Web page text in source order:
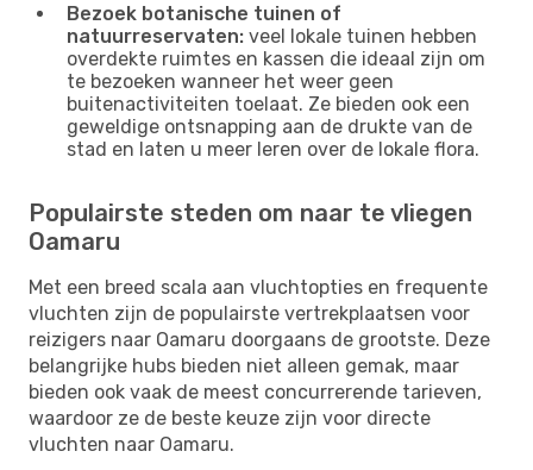
Bezoek botanische tuinen of
natuurreservaten: veel lokale tuinen hebben
overdekte ruimtes en kassen die ideaal zijn om
te bezoeken wanneer het weer geen
buitenactiviteiten toelaat. Ze bieden ook een
geweldige ontsnapping aan de drukte van de
stad en laten u meer leren over de lokale flora.
Populairste steden om naar te vliegen
Oamaru
Met een breed scala aan vluchtopties en frequente
vluchten zijn de populairste vertrekplaatsen voor
reizigers naar Oamaru doorgaans de grootste. Deze
belangrijke hubs bieden niet alleen gemak, maar
bieden ook vaak de meest concurrerende tarieven,
waardoor ze de beste keuze zijn voor directe
vluchten naar Oamaru.